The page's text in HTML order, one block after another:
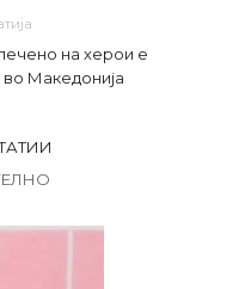
на херои е
во Македонија